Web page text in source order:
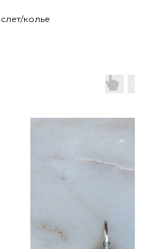
колье